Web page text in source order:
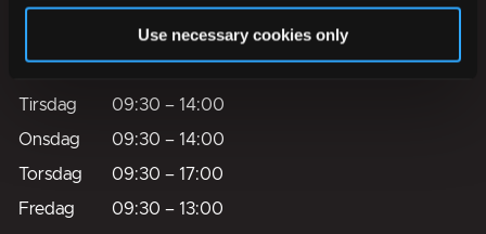
Use necessary cookies only
Tirsdag
09:30 – 14:00
Onsdag
09:30 – 14:00
Torsdag
09:30 – 17:00
Fredag
09:30 – 13:00